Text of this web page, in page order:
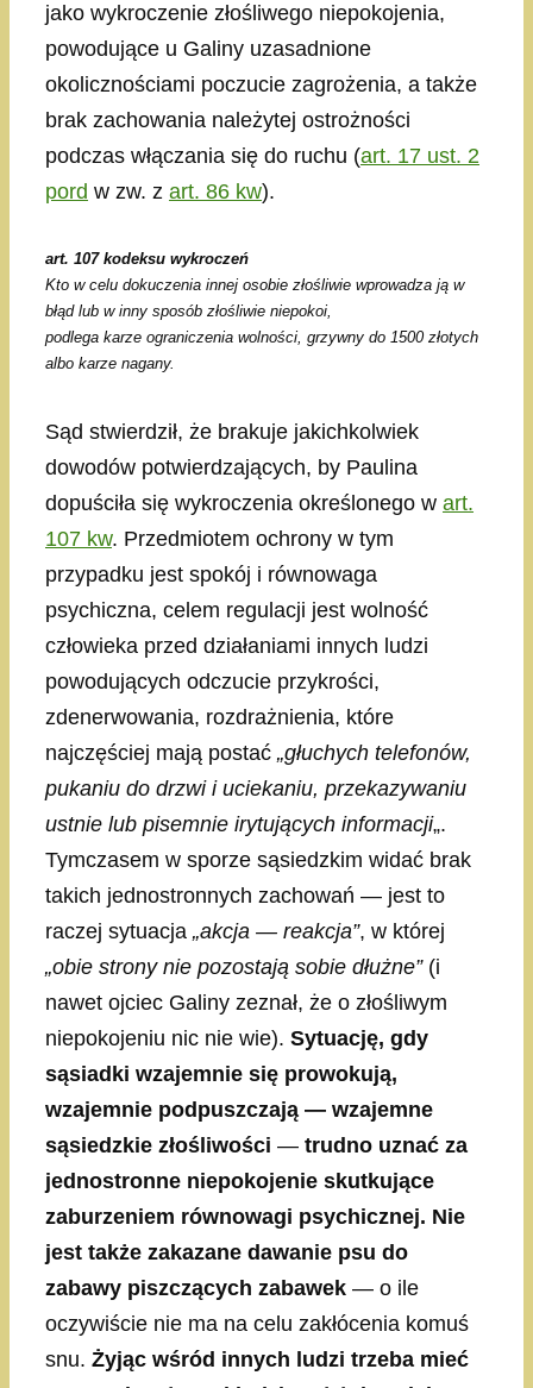
jako wykroczenie złośliwego niepokojenia,
powodujące u Galiny uzasadnione
okolicznościami poczucie zagrożenia, a także
brak zachowania należytej ostrożności
podczas włączania się do ruchu (art. 17 ust. 2
pord w zw. z art. 86 kw).
art. 107 kodeksu wykroczeń
Kto w celu dokuczenia innej osobie złośliwie wprowadza ją w
błąd lub w inny sposób złośliwie niepokoi,
podlega karze ograniczenia wolności, grzywny do 1500 złotych
albo karze nagany.
Sąd stwierdził, że brakuje jakichkolwiek
dowodów potwierdzających, by Paulina
dopuściła się wykroczenia określonego w art.
107 kw. Przedmiotem ochrony w tym
przypadku jest spokój i równowaga
psychiczna, celem regulacji jest wolność
człowieka przed działaniami innych ludzi
powodujących odczucie przykrości,
zdenerwowania, rozdrażnienia, które
najczęściej mają postać „głuchych telefonów,
pukaniu do drzwi i uciekaniu, przekazywaniu
ustnie lub pisemnie irytujących informacji„.
Tymczasem w sporze sąsiedzkim widać brak
takich jednostronnych zachowań — jest to
raczej sytuacja „akcja — reakcja”, w której
„obie strony nie pozostają sobie dłużne”(i
nawet ojciec Galiny zeznał, że o złośliwym
niepokojeniu nic nie wie). Sytuację, gdy
sąsiadki wzajemnie się prowokują,
wzajemnie podpuszczają — wzajemne
sąsiedzkie złośliwości — trudno uznać za
jednostronne niepokojenie skutkujące
zaburzeniem równowagi psychicznej. Nie
jest także zakazane dawanie psu do
zabawy piszczących zabawek — o ile
oczywiście nie ma na celu zakłócenia komuś
snu. Żyjąc wśród innych ludzi trzeba mieć